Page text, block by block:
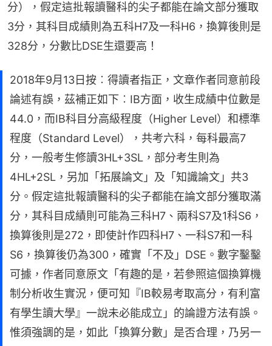
分），假定這批報讀醫科的尖子都能在論文部分獲取
3分，其科目成績則為五科H7及一科H6，換算後則是
328分，分數比DSE生還要高！
2018年9月13日按︰得讀者指正，文章作者同意前段
論述有誤，茲補正如下︰IB方面，收生成績中位數是
44.0，而IB科目分高級程度（Higher Level）和標準
程度（Standard Level），共考六科，每科最高7
分，一般考生修讀3HL+3SL，部分考生則為
4HL+2SL，另加「拓展論文」及「知識論文」共3
分。假定這批報讀醫科的尖子都能在論文部分獲取滿
分，其科目成績則可能為三科H7、兩科S7及1科S6，
換算後則是272，即使計作四科H7、一科S7和一科
S6，換算後仍為300，確實「不及」DSE。數字鑿鑿
可據，作者同意原文「有趣的是，若參照這個換算機
制分析收生實況，便可知『IB較易考取高分，有利富
有學生讀大學』一說未必能成立」的論證方法有誤。
惟須強調的是，如此「換算分數」是否合理，乃另一